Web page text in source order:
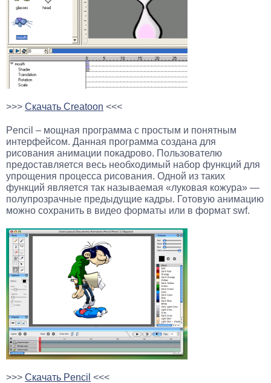
>>> Скачать Creatoon <<<
Pencil – мощная программа с простым и понятным
интерфейсом. Данная программа создана для
рисования анимации покадрово. Пользователю
предоставляется весь необходимый набор функций для
упрощения процесса рисования. Одной из таких
функций является так называемая «луковая кожура» —
полупрозрачные предыдущие кадры. Готовую анимацию
можно сохранить в видео форматы или в формат swf.
>>> Скачать Pencil <<<